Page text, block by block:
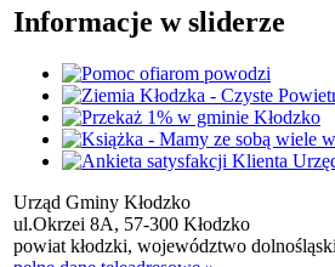
Informacje w sliderze
Urząd Gminy Kłodzko
ul.Okrzei 8A, 57-300 Kłodzko
powiat kłodzki, województwo